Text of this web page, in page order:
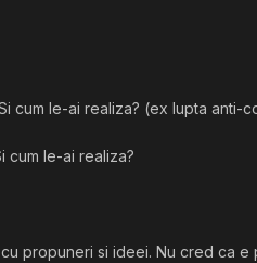
cum le-ai realiza? (ex lupta
cum le-ai realiza?
propuneri si ideei. Nu cred ca